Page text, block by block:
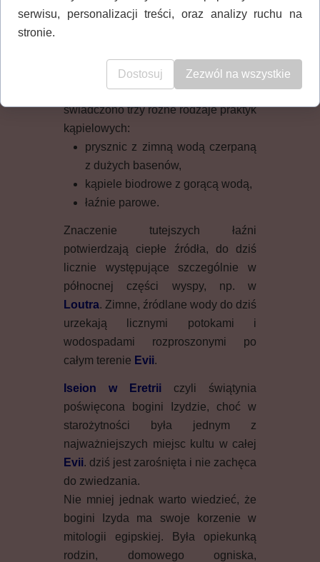
do cesarskiego. Oferowano tu bogaty
związanej z nią infrastrukturą.
W okresie hellenistycznym w Eretrii
świadczono trzy różne rodzaje praktyk
kąpielowych:
prysznic z zimną wodą czerpaną
z dużych basenów,
kąpiele biodrowe z gorącą wodą,
łaźnie parowe.
Znaczenie tutejszych łaźni
potwierdzają ciepłe źródła, do dziś
licznie występujące szczególnie w
północnej części wyspy, np. w
Loutra. Zimne, źródlane wody do dziś
urzekają licznymi potokami i
wodospadami rozproszonymi po
całym terenie Evii.
Iseion w Eretrii
czyli świątynia
poświęcona bogini Izydzie, choć w
starożytności była jednym z
najważniejszych miejsc kultu w całej
Evii. dziś jest zarośnięta i nie zachęca
do zwiedzania.
Nie mniej jednak warto wiedzieć, że
bogini Izyda ma swoje korzenie w
mitologii egipskiej. Była opiekunką
rodzin, domowego ogniska,
serwisu, personalizacji treści, oraz analizy ruchu na
stronie.
Dostosuj Zezwól na wszystkie